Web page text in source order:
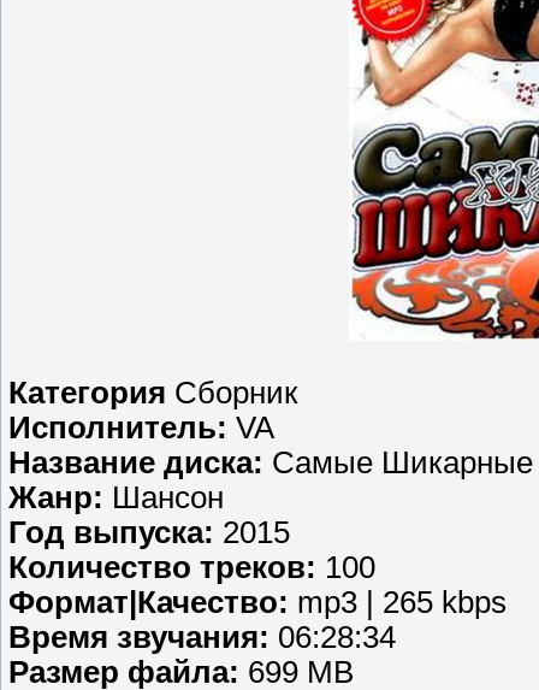
Категория Сборник
Исполнитель: VA
Название диска: Самые Шикарные
Жанр: Шансон
Год выпуска: 2015
Количество треков: 100
Формат|Качество: mp3 | 265 kbps
Время звучания: 06:28:34
Размер файла: 699 MB